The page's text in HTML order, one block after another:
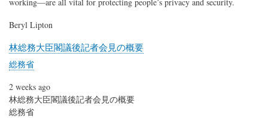
working—are all vital for protecting people’s privacy and security.
Beryl Lipton
林総務大臣閣議後記者会見の概要
総務省
2 weeks ago
林総務大臣閣議後記者会見の概要
総務省